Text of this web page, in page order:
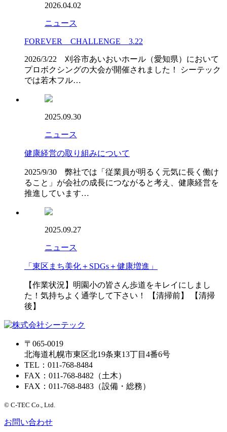
2026.04.02
ニュース
FOREVER CHALLENGE 3.22
2026/3/22 刈谷市あいおいホール（愛知県）において
プロボクシングの大会が開催されました！ シーテック
では若木フル…
2025.09.30
ニュース
健康経営の取り組みについて
2025/9/30 弊社では「従業員が明るく元気に長く働け
ること」が会社の成長につながると考え、健康経営を
推進しています…
2025.09.27
ニュース
「東区まち美化＋SDGs＋健康増進」
【作業状況】明園小の皆さん歩道をキレイにしまし
た！気持ちよく通学して下さい！ 【清掃前】 【清掃
後】
〒065-0019
北海道札幌市東区北19条東13丁目4番6号
TEL：011-768-8484
FAX：011-768-8482（土木）
FAX：011-768-8483（設備・総務）
© C-TEC Co., Ltd.
お問い合わせ